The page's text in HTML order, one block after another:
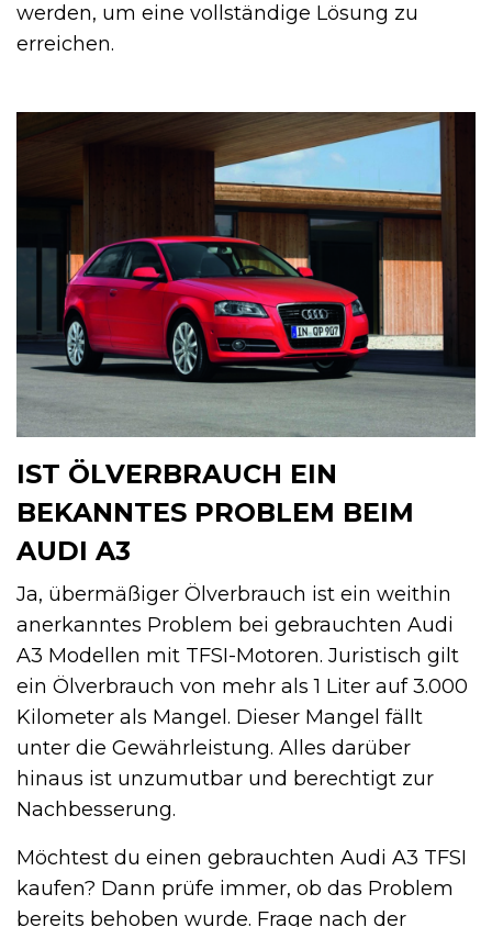
werden, um eine vollständige Lösung zu
erreichen.
IST ÖLVERBRAUCH EIN
BEKANNTES PROBLEM BEIM
AUDI A3
Ja, übermäßiger Ölverbrauch ist ein weithin
anerkanntes Problem bei gebrauchten Audi
A3 Modellen mit TFSI-Motoren. Juristisch gilt
ein Ölverbrauch von mehr als 1 Liter auf 3.000
Kilometer als Mangel. Dieser Mangel fällt
unter die Gewährleistung. Alles darüber
hinaus ist unzumutbar und berechtigt zur
Nachbesserung.
Möchtest du einen gebrauchten Audi A3 TFSI
kaufen? Dann prüfe immer, ob das Problem
bereits behoben wurde. Frage nach der